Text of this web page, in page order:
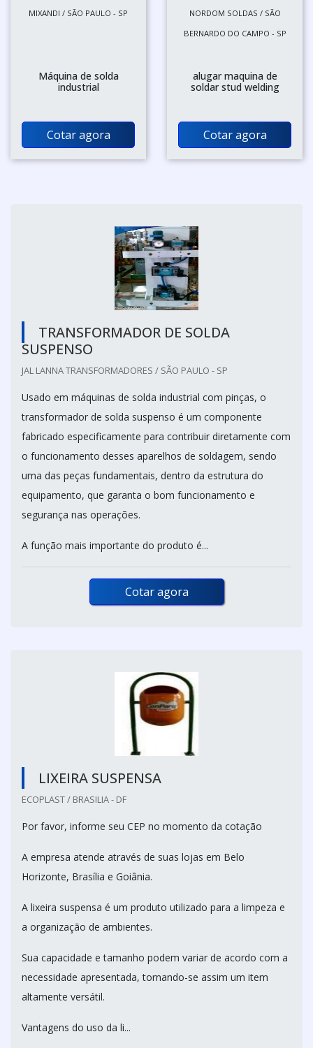
MIXANDI / SÃO PAULO - SP
Máquina de solda
industrial
Cotar agora
NORDOM SOLDAS / SÃO
BERNARDO DO CAMPO - SP
alugar maquina de
soldar stud welding
Cotar agora
TRANSFORMADOR DE SOLDA
SUSPENSO
JAL LANNA TRANSFORMADORES / SÃO PAULO - SP
Usado em máquinas de solda industrial com pinças, o
transformador de solda suspenso é um componente
fabricado especificamente para contribuir diretamente com
o funcionamento desses aparelhos de soldagem, sendo
uma das peças fundamentais, dentro da estrutura do
equipamento, que garanta o bom funcionamento e
segurança nas operações.
A função mais importante do produto é...
Cotar agora
LIXEIRA SUSPENSA
ECOPLAST / BRASILIA - DF
Por favor, informe seu CEP no momento da cotação
A empresa atende através de suas lojas em Belo
Horizonte, Brasília e Goiânia.
A lixeira suspensa é um produto utilizado para a limpeza e
a organização de ambientes.
Sua capacidade e tamanho podem variar de acordo com a
necessidade apresentada, tornando-se assim um item
altamente versátil.
Vantagens do uso da li...